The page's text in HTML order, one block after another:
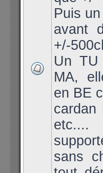
Puis
avant
+/-
Un
MA,
en BE
cardan
sans